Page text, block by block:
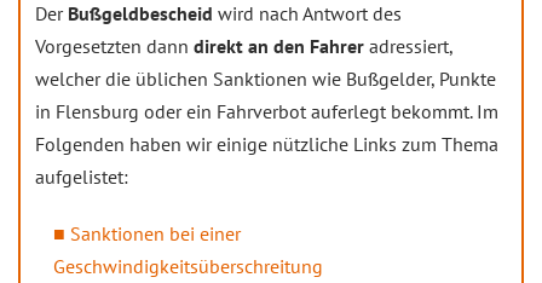
Der Bußgeldbescheid wird nach Antwort des
Vorgesetzten dann direkt an den Fahrer adressiert,
welcher die üblichen Sanktionen wie Bußgelder, Punkte
in Flensburg oder ein Fahrverbot auferlegt bekommt. Im
Folgenden haben wir einige nützliche Links zum Thema
aufgelistet:
Sanktionen bei einer
Geschwindigkeitsüberschreitung